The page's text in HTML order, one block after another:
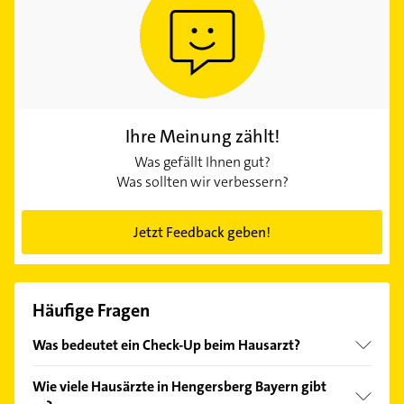
Ihre Meinung zählt!
Was gefällt Ihnen gut?
Was sollten wir verbessern?
Jetzt Feedback geben!
Häufige Fragen
Was bedeutet ein Check-Up beim Hausarzt?
Jahre Anspruch auf eine Vorsorgeuntersuchung. Der
Wie viele Hausärzte in Hengersberg Bayern gibt